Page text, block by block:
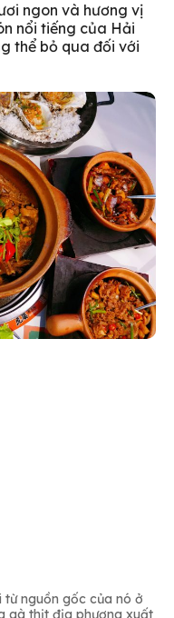
ngon và hương vị
nổi tiếng của Hải
thể bỏ qua đối với
nguồn gốc của nó ở
gà thịt địa phương xuất